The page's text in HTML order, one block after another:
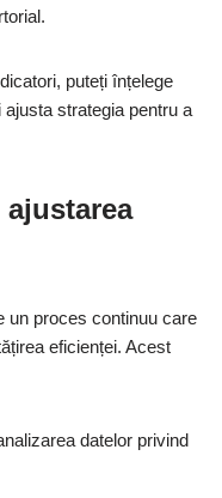
puteți înțelege
strategia pentru a
un proces continuu care
eficienței. Acest
datelor privind